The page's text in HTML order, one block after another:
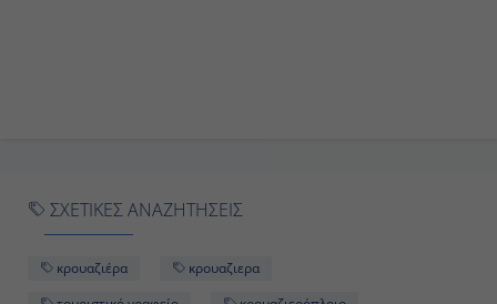
ΣΧΕΤΙΚΕΣ ΑΝΑΖΗΤΗΣΕΙΣ
κρουαζιέρα
κρουαζιερα